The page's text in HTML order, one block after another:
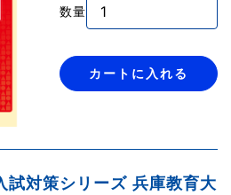
数量
カートに入れる
対策シリーズ 兵庫教育大